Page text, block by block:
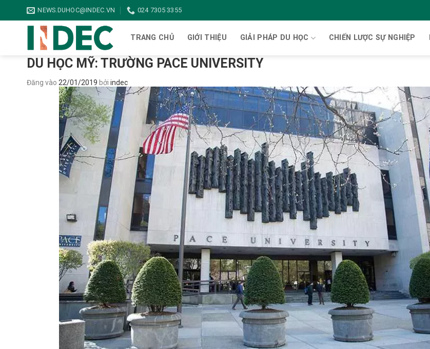
qua
NEWS.DUHOC@INDEC.VN 024 7305 3355
TRANG CHỦ GIỚI THIỆU GIẢI PHÁP DU HỌC CHIẾN LƯỢC SỰ NGHIỆP
DU HỌC MỸ: TRƯỜNG PACE UNIVERSITY
Đăng vào 22/01/2019 bởi indec